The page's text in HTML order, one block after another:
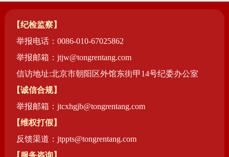
【纪检监察】
举报电话：0086-010-67025862
举报邮箱：jtjw@tongrentang.com
信访地址:北京市朝阳区外馆东街甲14号纪委办公室
【诚信合规】
举报邮箱：jtcxhgjb@tongrentang.com
【维权打假】
反馈渠道：jtppts@tongrentang.com
【服务咨询】